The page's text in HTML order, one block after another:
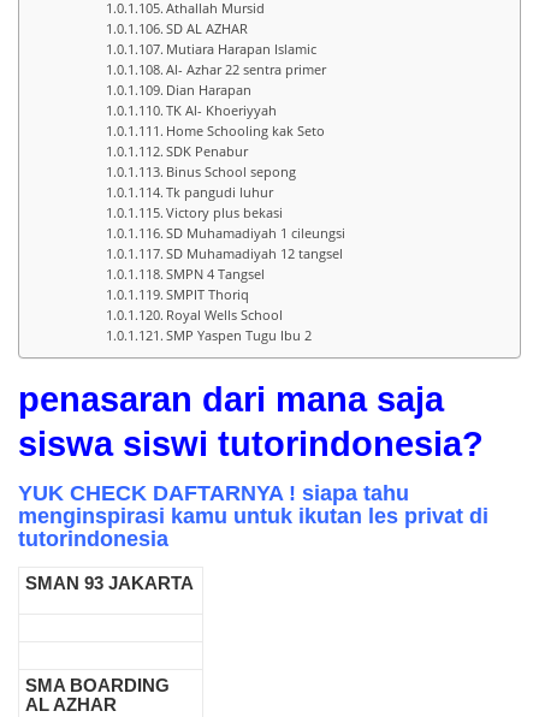
Athallah Mursid
SD AL AZHAR
Mutiara Harapan Islamic
Al- Azhar 22 sentra primer
Dian Harapan
TK Al- Khoeriyyah
Home Schooling kak Seto
SDK Penabur
Binus School sepong
Tk pangudi luhur
Victory plus bekasi
SD Muhamadiyah 1 cileungsi
SD Muhamadiyah 12 tangsel
SMPN 4 Tangsel
SMPIT Thoriq
Royal Wells School
SMP Yaspen Tugu Ibu 2
penasaran dari mana saja
siswa siswi tutorindonesia?
YUK CHECK DAFTARNYA ! siapa tahu
menginspirasi kamu untuk ikutan les privat di
tutorindonesia
SMAN 93 JAKARTA
SMA BOARDING
AL AZHAR